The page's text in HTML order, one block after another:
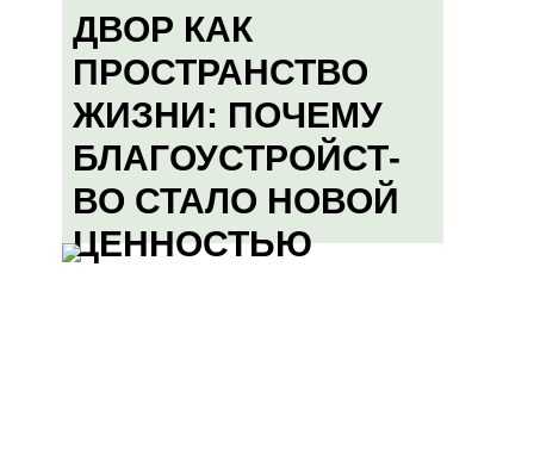
ДВОР КАК
ПРОСТРАНСТВО
ЖИЗНИ: ПОЧЕМУ
БЛАГОУСТРОЙСТ-
ВО СТАЛО НОВОЙ
ЦЕННОСТЬЮ